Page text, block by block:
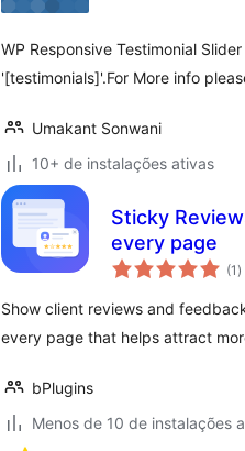
WP Responsive Testimonial
'[testimonials]'.For More info
Umakant Sonwani
10+ de instalações ativas
Sticky
every page
(1de
)
Show client reviews and
every page that helps attract
bPlugins
Menos de 10 de instalações